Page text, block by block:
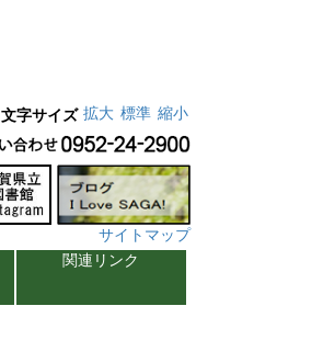
文字サイズ 拡大 標準 縮小
サイトマップ
関連リンク